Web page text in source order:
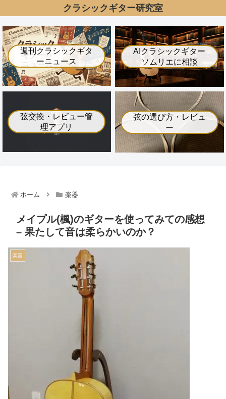
クラシックギター研究室
週刊クラシックギタ
ーニュース
AIクラシックギター
ソムリエに相談
弦交換・レビュー管
理アプリ
弦の選び方・レビュ
ー
ホーム 楽器
メイプル(楓)のギターを使ってみての感想
– 果たして音は柔らかいのか？
楽器